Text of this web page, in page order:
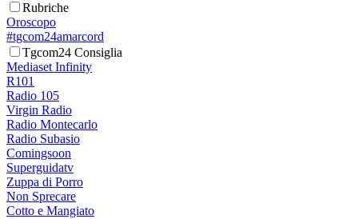
Rubriche
Oroscopo
#tgcom24amarcord
Tgcom24 Consiglia
Mediaset Infinity
R101
Radio 105
Virgin Radio
Radio Montecarlo
Radio Subasio
Comingsoon
Superguidatv
Zuppa di Porro
Non Sprecare
Cotto e Mangiato